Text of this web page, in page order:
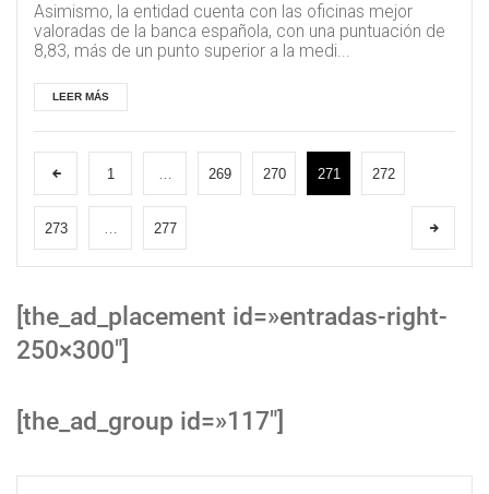
Asimismo, la entidad cuenta con las oficinas mejor
valoradas de la banca española, con una puntuación de
8,83, más de un punto superior a la medi...
LEER MÁS
1 269 270 271 272
273 277
[the_ad_placement id=»entradas-right-
250×300″]
[the_ad_group id=»117″]